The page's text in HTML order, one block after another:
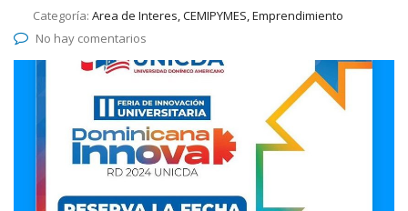
Categoría: Area de Interes, CEMIPYMES, Emprendimiento
No hay comentarios